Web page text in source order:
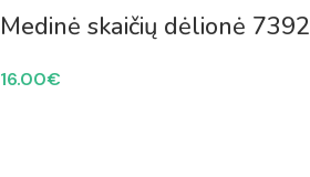
Medinė skaičių dėlionė 7392
16.00€